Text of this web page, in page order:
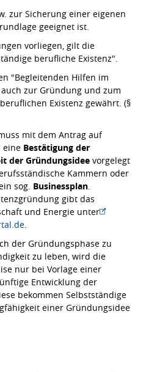
zur Sicherung einer eigenen
geeignet ist.
vorliegen, gilt die
berufliche Existenz".
"Begleitenden Hilfen im
zur Gründung und zum
Existenz gewährt. (§
mit dem Antrag auf
eine Bestätigung der
der Gründungsidee vorgelegt
Kammern oder
sog. Businessplan
gibt das
und Energie unter
der Gründungsphase zu
zu leben, wird die
nur bei Vorlage einer
Entwicklung der
bekommen Selbstständige
einer Gründungsidee